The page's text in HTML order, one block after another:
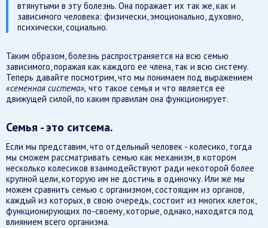
втянутыми в эту болезнь. Она поражает их так же, как и
зависимого человека: физически, эмоционально, духовно,
психически, социально.
Таким образом, болезнь распространяется на всю семью
зависимого, поражая как каждого ее члена, так и всю систему.
Теперь давайте посмотрим, что мы понимаем под выражением
«семенная система», что такое семья и что является ее
движущей силой, по каким правилам она функционирует.
Семья - это ситсема.
Если мы представим, что отдельный человек - колесико, тогда
мы сможем рассматривать семью как механизм, в котором
несколько колесиков взаимодействуют ради некоторой более
крупной цели, которую им не достичь в одиночку. Или же мы
можем сравнить семью с организмом, состоящим из органов,
каждый из которых, в свою очередь, состоит из многих клеток,
функционирующих по-своему, которые, однако, находятся под
влиянием всего организма.